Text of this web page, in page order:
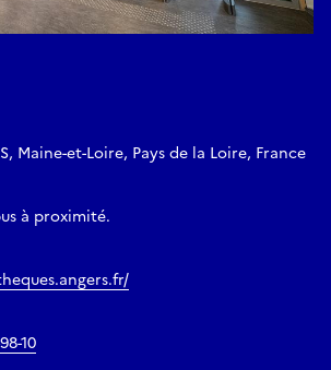
Maine-et-Loire, Pays de la Loire, France
à proximité.
10